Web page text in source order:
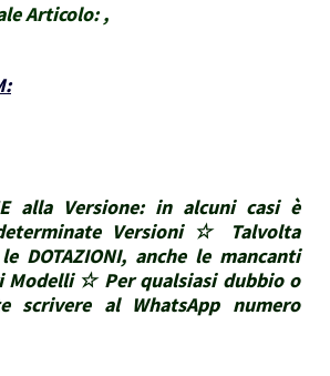
Articolo: ,
:
alla Versione: in alcuni casi è
Versioni ☆ Talvolta
DOTAZIONI, anche le mancanti
☆ Per qualsiasi dubbio o
scrivere al WhatsApp numero